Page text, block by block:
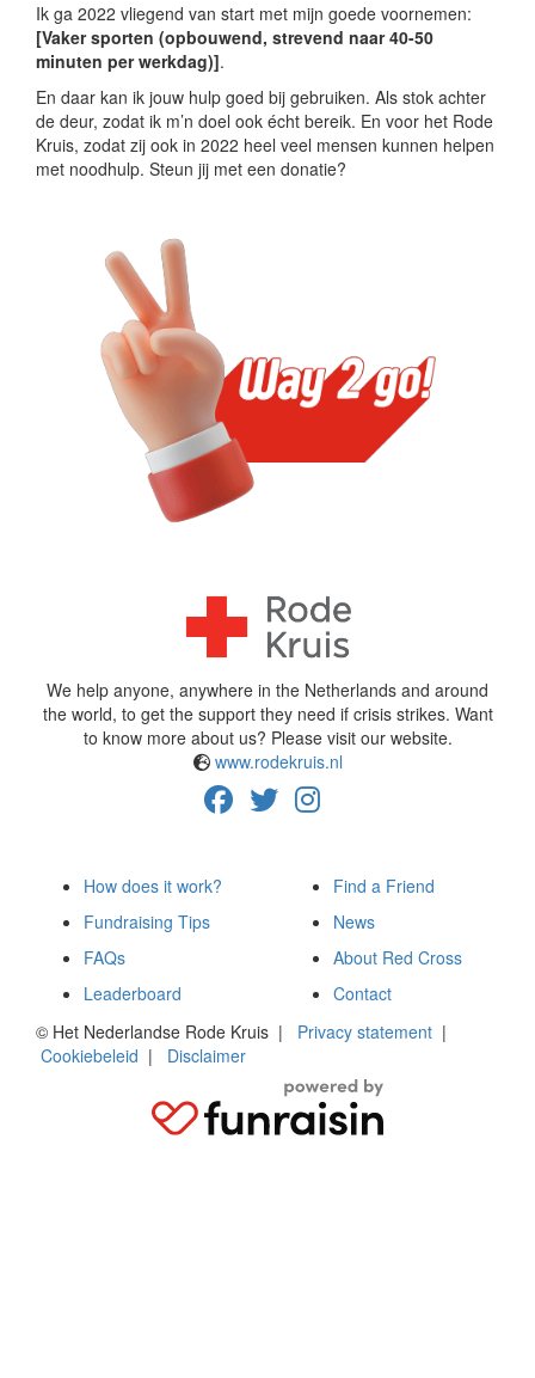
Ik ga 2022 vliegend van start met mijn goede voornemen:
[Vaker sporten (opbouwend, strevend naar 40-50
minuten per werkdag)].
En daar kan ik jouw hulp goed bij gebruiken. Als stok achter
de deur, zodat ik m’n doel ook écht bereik. En voor het Rode
Kruis, zodat zij ook in 2022 heel veel mensen kunnen helpen
met noodhulp. Steun jij met een donatie?
We help anyone, anywhere in the Netherlands and around
the world, to get the support they need if crisis strikes. Want
to know more about us? Please visit our website.
www.rodekruis.nl
How does it work?
Fundraising Tips
FAQs
Leaderboard
Find a Friend
News
About Red Cross
Contact
© Het Nederlandse Rode Kruis | Privacy statement |
Cookiebeleid | Disclaimer